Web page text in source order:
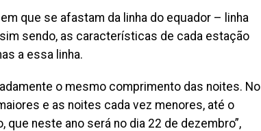
que se afastam da linha do equador – linha
sendo, as características de cada estação
a essa linha.
o mesmo comprimento das noites. No
e as noites cada vez menores, até o
que neste ano será no dia 22 de dezembro”,